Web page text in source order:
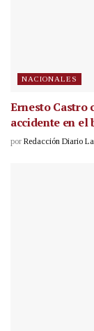
NACIONALES
Ernesto Castro
accidente en
por Redacción Diario